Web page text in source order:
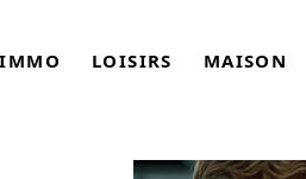
IMMO LOISIRS MAISON